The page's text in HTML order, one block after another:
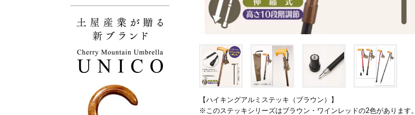
【ハイキングアルミステッキ（ブラウン）】
※このステッキシリーズはブラウン・ワインレッドの2色があります。